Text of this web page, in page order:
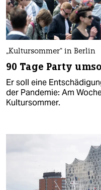
„Kultursommer“ in Berlin
90 Tage Party
Er soll eine
der Pandemie: Am
Kultursommer.